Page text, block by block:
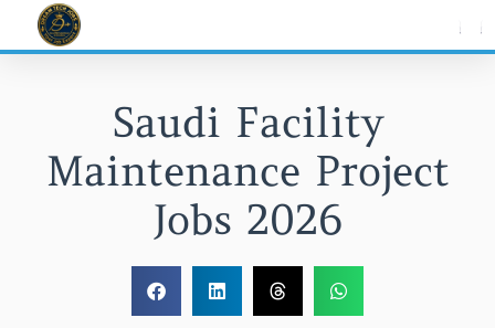
Saudi Facility
Maintenance Project
Jobs 2026